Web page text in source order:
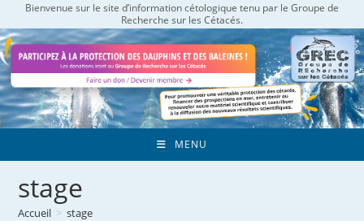
to
content
Bienvenue sur le site d’information cétologique tenu par le Groupe de
Recherche sur les Cétacés.
MENU
stage
Accueil > stage